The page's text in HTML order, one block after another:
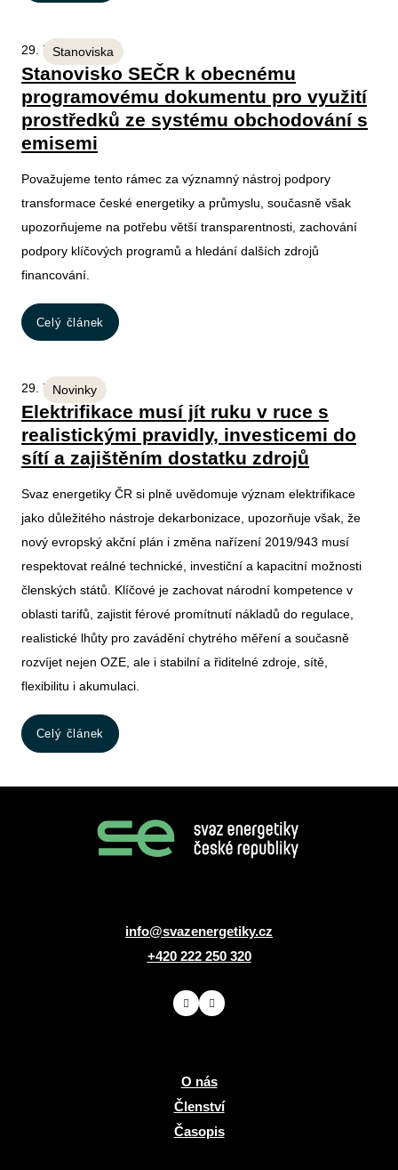
Stanoviska
29. 7. 2026
Stanovisko SEČR k obecnému
programovému dokumentu pro využití
prostředků ze systému obchodování s
emisemi
Považujeme tento rámec za významný nástroj podpory
transformace české energetiky a průmyslu, současně však
upozorňujeme na potřebu větší transparentnosti, zachování
podpory klíčových programů a hledání dalších zdrojů
financování.
Celý článek
Novinky
29. 7. 2026
Elektrifikace musí jít ruku v ruce s
realistickými pravidly, investicemi do
sítí a zajištěním dostatku zdrojů
Svaz energetiky ČR si plně uvědomuje význam elektrifikace
jako důležitého nástroje dekarbonizace, upozorňuje však, že
nový evropský akční plán i změna nařízení 2019/943 musí
respektovat reálné technické, investiční a kapacitní možnosti
členských států. Klíčové je zachovat národní kompetence v
oblasti tarifů, zajistit férové promítnutí nákladů do regulace,
realistické lhůty pro zavádění chytrého měření a současně
rozvíjet nejen OZE, ale i stabilní a řiditelné zdroje, sítě,
flexibilitu i akumulaci.
Celý článek
info@svazenergetiky.cz
+420 222 250 320
O nás
Členství
Časopis